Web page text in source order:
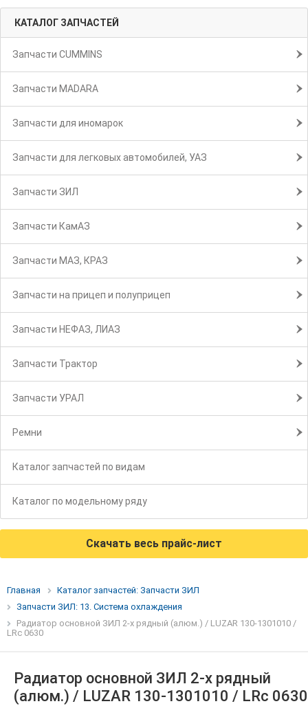
КАТАЛОГ ЗАПЧАСТЕЙ
Запчасти CUMMINS
Запчасти MADARA
Запчасти для иномарок
Запчасти для легковых автомобилей, УАЗ
Запчасти ЗИЛ
Запчасти КамАЗ
Запчасти МАЗ, КРАЗ
Запчасти на прицеп и полуприцеп
Запчасти НЕФАЗ, ЛИАЗ
Запчасти Трактор
Запчасти УРАЛ
Ремни
Каталог запчастей по видам
Каталог по модельному ряду
Скачать весь прайс-лист
Главная
Каталог запчастей: Запчасти ЗИЛ
Запчасти ЗИЛ: 13. Система охлаждения
Радиатор основной ЗИЛ 2-х рядный (алюм.) / LUZAR 130-1301010 /
LRc 0630
Радиатор основной ЗИЛ 2-х рядный
(алюм.) / LUZAR 130-1301010 / LRc 0630